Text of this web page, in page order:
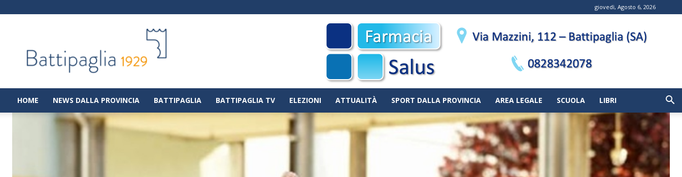
giovedì, Agosto 6, 2026
|
Notizie
dalla
città
di
HOME NEWS DALLA PROVINCIA BATTIPAGLIA BATTIPAGLIA TV ELEZIONI ATTUALITÀ SPORT DALLA PROVINCIA AREA LEGALE SCUOLA LIBRI